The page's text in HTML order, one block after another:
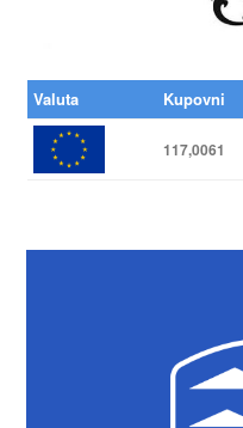
Valuta Kupovni
117,0061